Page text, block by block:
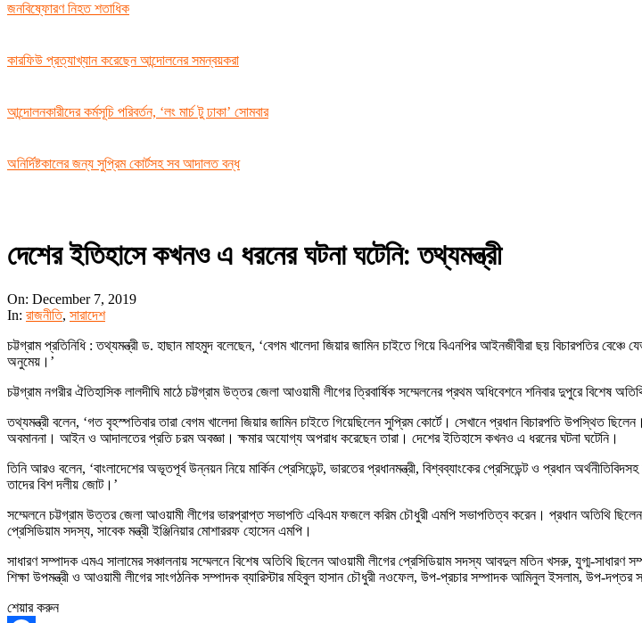
জনবিষ্ফোরণ নিহত শতাধিক
কারফিউ প্রত্যাখ্যান করেছেন আন্দোলনের সমন্বয়করা
আন্দোলনকারীদের কর্মসূচি পরিবর্তন, ‘লং মার্চ টু ঢাকা’ সোমবার
অনির্দিষ্টকালের জন্য সুপ্রিম কোর্টসহ সব আদালত বন্ধ
দেশের ইতিহাসে কখনও এ ধরনের ঘটনা ঘটেনি: তথ্যমন্ত্রী
On: December 7, 2019
In: রাজনীতি, সারাদেশ
চট্টগ্রাম প্রতিনিধি : তথ্যমন্ত্রী ড. হাছান মাহমুদ বলেছেন, ‘বেগম খালেদা জিয়ার জামিন চাইতে গিয়ে বিএনপির আইনজীবীরা ছয় বিচারপতির
অনুমেয়।’
চট্টগ্রাম নগরীর ঐতিহাসিক লালদীঘি মাঠে চট্টগ্রাম উত্তর জেলা আওয়ামী লীগের ত্রিবার্ষিক সম্মেলনের প্রথম অধিবেশনে শনিবার দুপুরে বিশেষ
তথ্যমন্ত্রী বলেন, ‘গত বৃহস্পতিবার তারা বেগম খালেদা জিয়ার জামিন চাইতে গিয়েছিলেন সুপ্রিম কোর্টে। সেখানে প্রধান বিচারপতি উপস্থিত
অবমাননা। আইন ও আদালতের প্রতি চরম অবজ্ঞা। ক্ষমার অযোগ্য অপরাধ করেছেন তারা। দেশের ইতিহাসে কখনও এ ধরনের ঘটনা ঘটেনি।
তিনি আরও বলেন, ‘বাংলাদেশের অভূতপূর্ব উন্নয়ন নিয়ে মার্কিন প্রেসিডেন্ট, ভারতের প্রধানমন্ত্রী, বিশ্বব্যাংকের প্রেসিডেন্ট ও প্রধান
তাদের বিশ দলীয় জোট।’
সম্মেলনে চট্টগ্রাম উত্তর জেলা আওয়ামী লীগের ভারপ্রাপ্ত সভাপতি এবিএম ফজলে করিম চৌধুরী এমপি সভাপতিত্ব করেন। প্রধান অতিথি
প্রেসিডিয়াম সদস্য, সাবেক মন্ত্রী ইঞ্জিনিয়ার মোশাররফ হোসেন এমপি।
সাধারণ সম্পাদক এমএ সালামের সঞ্চালনায় সম্মেলনে বিশেষ অতিথি ছিলেন আওয়ামী লীগের প্রেসিডিয়াম সদস্য আবদুল মতিন খসরু, যুগ্ম-সাধারণ
শিক্ষা উপমন্ত্রী ও আওয়ামী লীগের সাংগঠনিক সম্পাদক ব্যারিস্টার মহিবুল হাসান চৌধুরী নওফেল, উপ-প্রচার সম্পাদক আমিনুল ইসলাম, উপ-দপ্তর
শেয়ার করুন